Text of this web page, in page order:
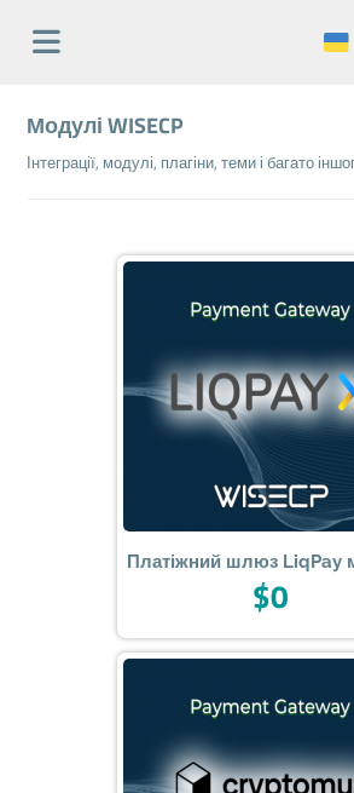
Модулі WISECP
Інтеграції, модулі, плагіни, теми і багато
Платіжний шлюз LiqPay
$0